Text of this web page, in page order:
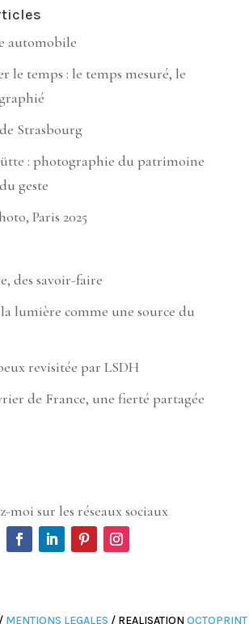
automobile
le temps : le temps mesuré, le
Strasbourg
: photographie du patrimoine
geste
Paris 2025
des savoir-faire
lumière comme une source du
revisitée par LSDH
de France, une fierté partagée
moi sur les réseaux sociaux
MENTIONS LEGALES / REALISATION OCTOPRINT